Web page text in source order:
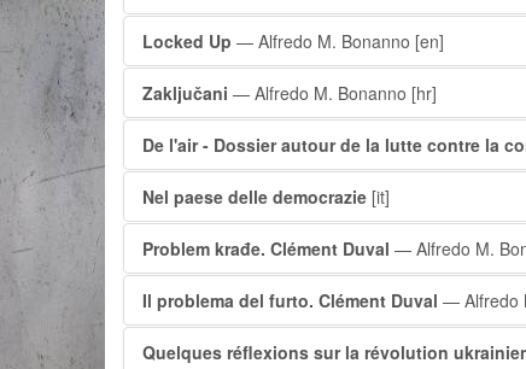
Locked Up — Alfredo M. Bonanno [en]
Zaključani — Alfredo M. Bonanno [hr]
De l'air - Dossier autour de la lutte contre la
Nel paese delle democrazie [it]
Problem krađe. Clément Duval — Alfredo M.
Il problema del furto. Clément Duval — Alfredo
Quelques réflexions sur la révolution